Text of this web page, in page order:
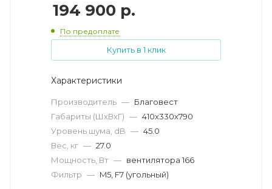
194 900 р.
По предоплате
Купить в 1 клик
Характеристики
Производитель — Благовест
Габариты (ШхВхГ) — 410х330х790
Уровень шума, dB — 45.0
Вес, кг — 27.0
Мощность, Вт — вентилятора 166
Фильтр — M5, F7 (угольный)